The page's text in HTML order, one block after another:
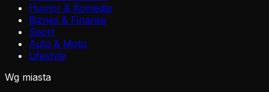
Humor & Komedia
Biznes & Finanse
Sport
Auto & Moto
Lifestyle
Wg miasta